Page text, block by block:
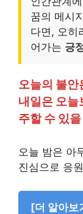
꿈의 메시
다면, 오히
어가는 긍
오늘의 불안
내일은 오늘
주할 수 있
오늘 밤은 아
진심으로 응
[더 알아보